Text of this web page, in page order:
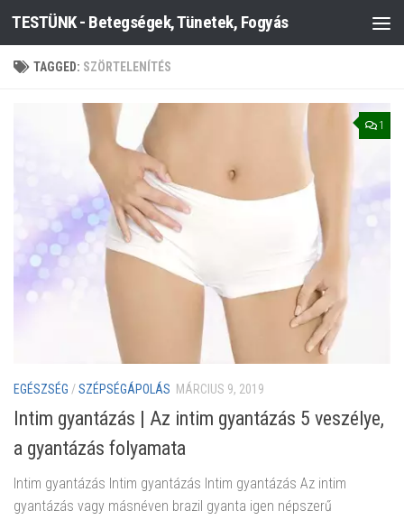
Skip to content
TESTÜNK - Betegségek, Tünetek, Fogyás
TAGGED: SZÖRTELENÍTÉS
1
EGÉSZSÉG /SZÉPSÉGÁPOLÁS MÁRCIUS 9, 2019
Intim gyantázás | Az intim gyantázás 5 veszélye,
a gyantázás folyamata
Intim gyantázás Intim gyantázás Intim gyantázás Az intim
gyantázás vagy másnéven brazil gyanta igen népszerű